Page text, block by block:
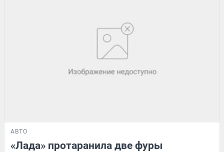
АВТО
«Лада» протаранила две фуры